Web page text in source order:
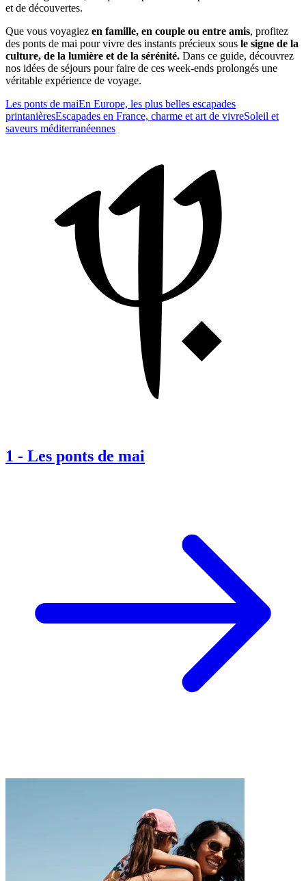
et de découvertes.
Que vous voyagiez en famille, en couple ou entre amis, profitez
des ponts de mai pour vivre des instants précieux sous le signe de la
culture, de la lumière et de la sérénité. Dans ce guide, découvrez
nos idées de séjours pour faire de ces week‑ends prolongés une
véritable expérience de voyage.
Les ponts de maiEn Europe, les plus belles escapades
printanièresEscapades en France, charme et art de vivreSoleil et
saveurs méditerranéennes
1 - Les ponts de mai